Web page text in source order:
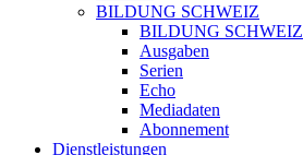
BILDUNG SCHWEIZ
BILDUNG SCHWEIZ
Ausgaben
Serien
Echo
Mediadaten
Abonnement
Dienstleistungen